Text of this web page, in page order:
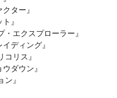
ター』
』
・エクスプローラー』
ディング』
コリス』
ダウン』
ン』